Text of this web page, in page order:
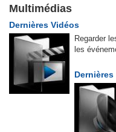
Multimédias
Dernières Vidéos
Regarder
les